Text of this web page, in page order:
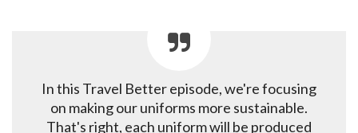
In this Travel Better episode, we're focusing
on making our uniforms more sustainable.
That's right, each uniform will be produced